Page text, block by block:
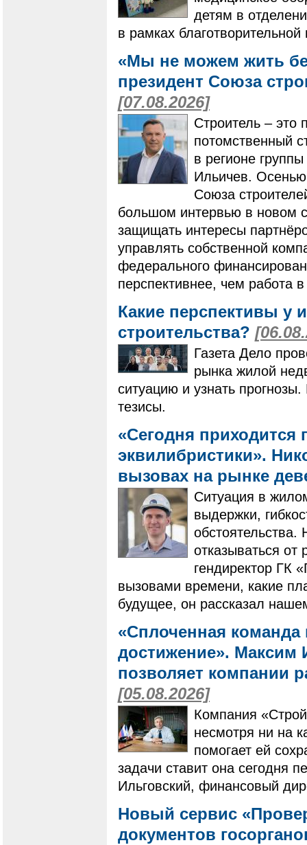
детям в
в рамках
«Мы не можем жить
президент Союза
[07.08.2026]
Строитель – это
потомственный
в регионе
Ильичев.
Союза
большом интервью в новом
защищать интересы
управлять собственной
федерального
перспективнее, чем работа в
Какие перспективы у
строительства?
Газета Дело
рынка жилой
ситуацию и узнать
тезисы.
«Сегодня приходится
эквилибристики».
вызовах на рынке
Ситуация в
выдержки,
обстоятельства.
отказываться от
гендиректор ГК
вызовами времени, какие
будущее, он рассказал
«Сплоченная
достижение». Максим
позволяет компании
[05.08.2026]
Компания
несмотря ни на
помогает ей
задачи ставит она сегодня
Ильговский, финансовый
Новый сервис
документов